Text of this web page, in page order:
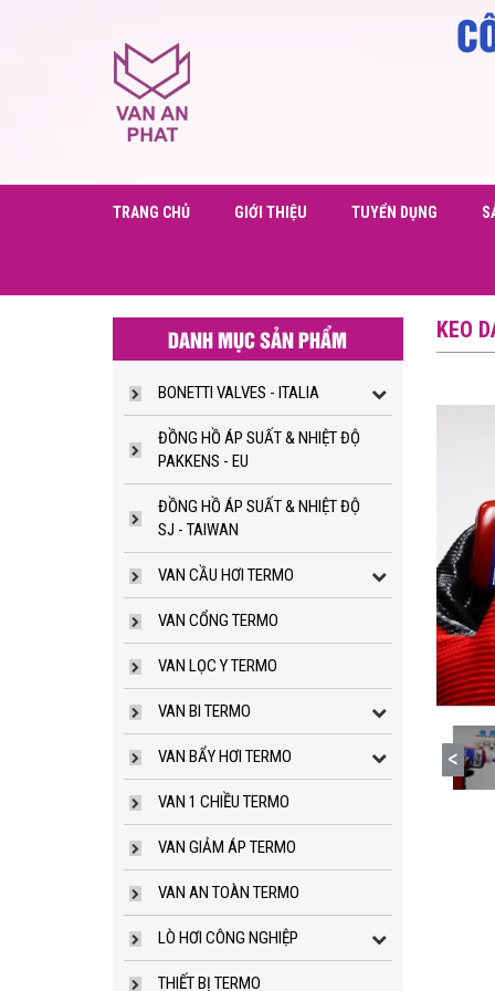
TRANG CHỦ GIỚI THIỆU TUYỂN DỤNG
DANH MỤC SẢN PHẨM
BONETTI VALVES - ITALIA
ĐỒNG HỒ ÁP SUẤT & NHIỆT ĐỘ
PAKKENS - EU
ĐỒNG HỒ ÁP SUẤT & NHIỆT ĐỘ
SJ - TAIWAN
VAN CẦU HƠI TERMO
VAN CỔNG TERMO
VAN LỌC Y TERMO
VAN BI TERMO
VAN BẨY HƠI TERMO
VAN 1 CHIỀU TERMO
VAN GIẢM ÁP TERMO
VAN AN TOÀN TERMO
LÒ HƠI CÔNG NGHIỆP
THIẾT BỊ TERMO
TRỤ CHỮA CHÁY CÓ ĐẾ TRÊN MẶT
ĐẤT DN100 TYHC13F TERMO (EU)
Giá bán:
KEO